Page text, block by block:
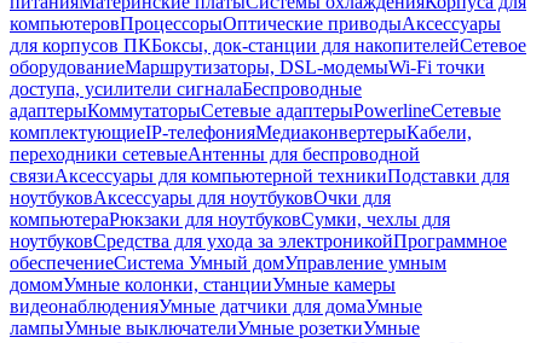
компьютеровПроцессорыОптические приводыАксессуары
для корпусов ПКБоксы, док-станции для накопителейСетевое
оборудованиеМаршрутизаторы, DSL-модемыWi-Fi точки
доступа, усилители сигналаБеспроводные
адаптерыКоммутаторыСетевые адаптерыPowerlineСетевые
комплектующиеIP-телефонияМедиаконвертерыКабели,
переходники сетевыеАнтенны для беспроводной
связиАксессуары для компьютерной техникиПодставки для
ноутбуковАксессуары для ноутбуковОчки для
компьютераРюкзаки для ноутбуковСумки, чехлы для
ноутбуковСредства для ухода за электроникойПрограммное
обеспечениеСистема Умный домУправление умным
домомУмные колонки, станцииУмные камеры
видеонаблюденияУмные датчики для домаУмные
лампыУмные выключателиУмные розеткиУмные